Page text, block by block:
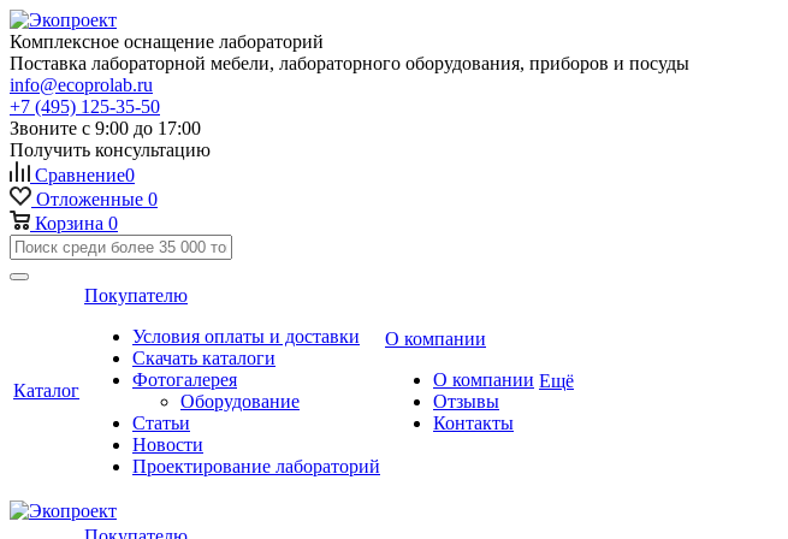
Комплексное оснащение лабораторий
Поставка лабораторной мебели, лабораторного оборудования, приборов и посуды
info@ecoprolab.ru
+7 (495) 125-35-50
Звоните с 9:00 до 17:00
Получить консультацию
Сравнение0
Отложенные 0
Корзина 0
Каталог
Покупателю
Условия оплаты и доставки
Скачать каталоги
Фотогалерея
Оборудование
Статьи
Новости
Проектирование лабораторий
О компании
О компании
Отзывы
Контакты
Ещё